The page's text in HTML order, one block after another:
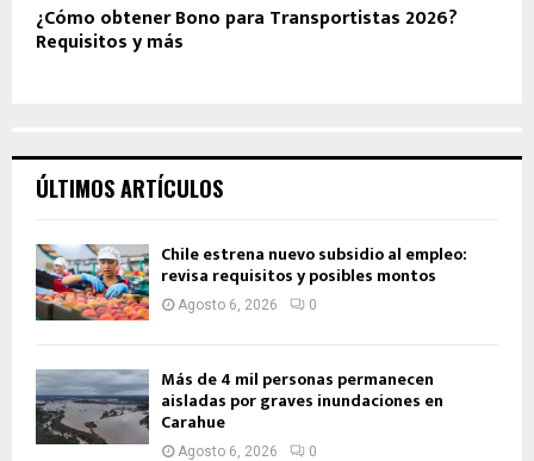
¿Cómo obtener Bono para Transportistas 2026?
Requisitos y más
ÚLTIMOS ARTÍCULOS
Chile estrena nuevo subsidio al empleo:
revisa requisitos y posibles montos
Agosto 6, 2026 0
Más de 4 mil personas permanecen
aisladas por graves inundaciones en
Carahue
Agosto 6, 2026 0